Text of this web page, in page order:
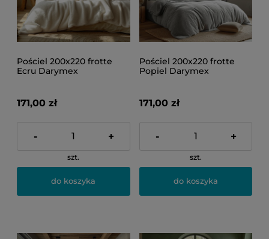
Pościel 200x220 frotte
Ecru Darymex
171,00 zł
- +
szt.
do koszyka
Pościel 200x220 frotte
Popiel Darymex
171,00 zł
- +
szt.
do koszyka